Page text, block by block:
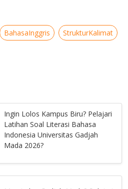
BahasaInggris StrukturKalimat
Ingin Lolos Kampus Biru? Pelajari
Latihan Soal Literasi Bahasa
Indonesia Universitas Gadjah
Mada 2026?